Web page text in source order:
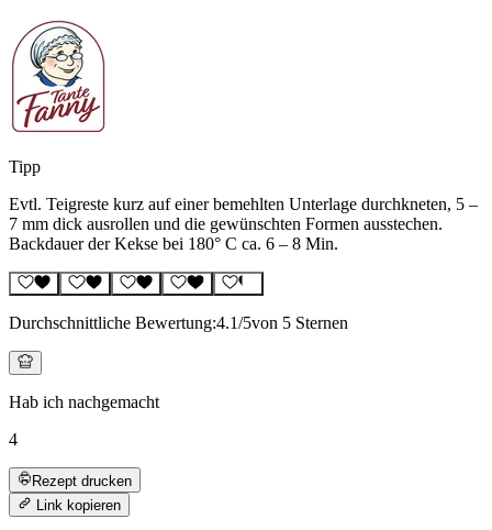
Tipp
Evtl. Teigreste kurz auf einer bemehlten Unterlage durchkneten, 5 –
7 mm dick ausrollen und die gewünschten Formen ausstechen.
Backdauer der Kekse bei 180° C ca. 6 – 8 Min.
Durchschnittliche Bewertung:4.1/5von 5 Sternen
Hab ich nachgemacht
4
Rezept drucken
Link kopieren